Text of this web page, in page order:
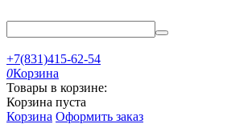
+7(831)415-62-54
0Корзина
Товары в корзине:
Корзина пуста
Корзина Оформить заказ